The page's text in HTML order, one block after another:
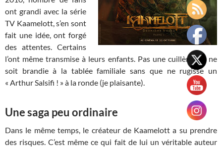
ont grandi avec la série
TV Kaamelott, s’en sont
fait une idée, ont forgé
des attentes. Certains
l’ont même transmise à leurs enfants. Pas une cuillère qui ne
soit brandie à la tablée familiale sans que ne rugisse un
« Arthur Salsifi ! » à la ronde (je plaisante).
Une saga peu ordinaire
Dans le même temps, le créateur de Kaamelott a su prendre
des risques. C’est même ce qui fait de lui un véritable auteur